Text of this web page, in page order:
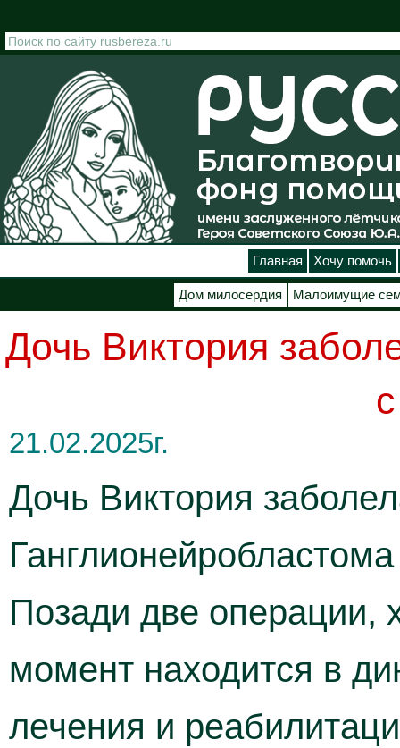
Главная Хочу помочь
Дом милосердия Малоимущие
Дочь Виктория
21.02.2025г.
Дочь Виктория
Позади две операции,
момент находится в
лечения и